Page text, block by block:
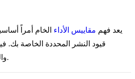
يعد فهم مقاييس الأداء الخام أمراً
قيود النشر المحددة الخاصة بك.
والسرعة والبصمة الحسابية.